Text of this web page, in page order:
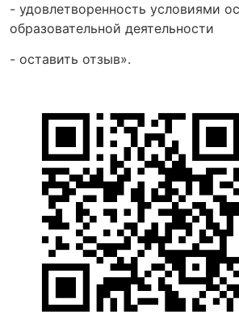
- удовлетворенность условиями
образовательной деятельности
- оставить отзыв».